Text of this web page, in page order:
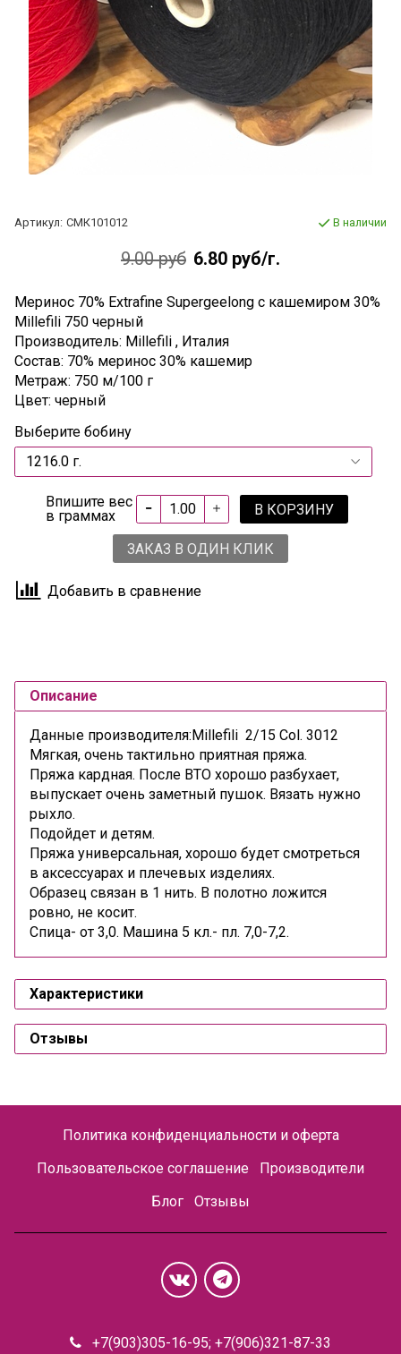
Артикул: СМК101012 В наличии
9.00 руб 6.80 руб/г.
Меринос 70% Extrafine Supergeelong с кашемиром 30%
Millefili 750 черный
Производитель: Millefili , Италия
Состав: 70% меринос 30% кашемир
Метраж: 750 м/100 г
Цвет: черный
Выберите бобину
Впишите вес
в граммах
В КОРЗИНУ
ЗАКАЗ В ОДИН КЛИК
Добавить в сравнение
Описание
Данные производителя:Millefili 2/15 Col. 3012
Мягкая, очень тактильно приятная пряжа.
Пряжа кардная. После ВТО хорошо разбухает,
выпускает очень заметный пушок. Вязать нужно
рыхло.
Подойдет и детям.
Пряжа универсальная, хорошо будет смотреться
в аксессуарах и плечевых изделиях.
Образец связан в 1 нить. В полотно ложится
ровно, не косит.
Спица- от 3,0. Машина 5 кл.- пл. 7,0-7,2.
Характеристики
Отзывы
Политика конфиденциальности и оферта
Пользовательское соглашение
Производители
Блог
Отзывы
+7(903)305-16-95; +7(906)321-87-33